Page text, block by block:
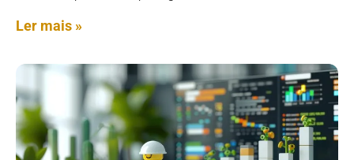
Ler mais »